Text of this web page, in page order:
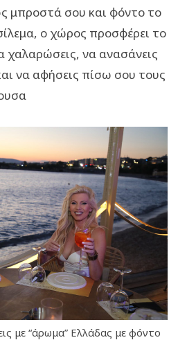
μπροστά σου και φόντο το
ο χώρος προσφέρει το
χαλαρώσεις, να ανασάνεις
να αφήσεις πίσω σου τους
με “άρωμα” Ελλάδας με φόντο